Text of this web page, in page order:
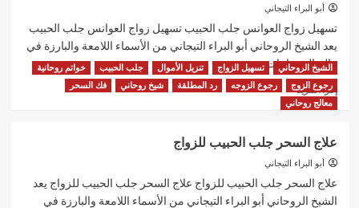
للزواج
بك
شيخ
روحاني
أبو البراء التيجاني
تسهيل زواج العوانس جلب الحبيب تسهيل زواج العوانس جلب الحبيب
يعد الشيخ الروحاني أبو البراء التيجاني من الأسماء اللامعة والبارزة في
عالم الروحانيات...
إقرأ المزيداقرأ
المزيد
زواج
العوانس
الحبيب
الشيخ الروحاني تسهيل الزواج تنزيل الأموال جلب الحبيب
خواتم روحانية
رجوع الزوج
رجوع الزوجه رد المطلقة شيخ روحاني
فك السحر
معالج روحاني
علاج السحر جلب الحبيب للزواج
أبو البراء التيجاني
علاج السحر جلب الحبيب للزواج علاج السحر جلب الحبيب للزواج يعد
الشيخ الروحاني أبو البراء التيجاني من الأسماء اللامعة والبارزة في